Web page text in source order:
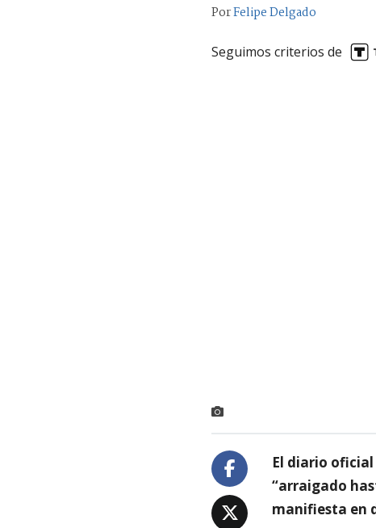
PorFelipe Delgado
Seguimos criterios de
El diario
“arraigado
manifiesta en